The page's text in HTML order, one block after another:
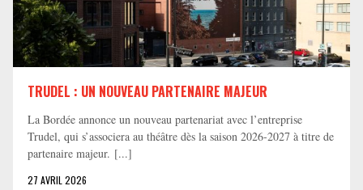
TRUDEL : UN NOUVEAU PARTENAIRE MAJEUR
La Bordée annonce un nouveau partenariat avec l’entreprise
Trudel, qui s’associera au théâtre dès la saison 2026-2027 à titre de
partenaire majeur. [...]
27 AVRIL 2026